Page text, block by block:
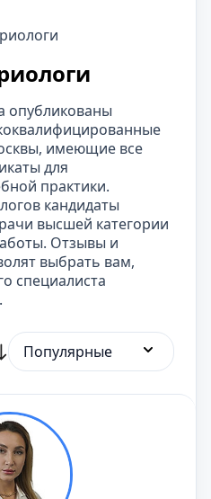
опубликованы
имеющие все
для
практики.
кандидаты
высшей категории
Отзывы и
выбрать вам,
специалиста
Популярные